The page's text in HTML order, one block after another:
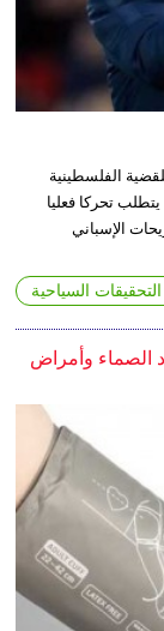
الفلسطينية
تحركا فعليا
الإسباني
السياحية
الصماء وأمراض